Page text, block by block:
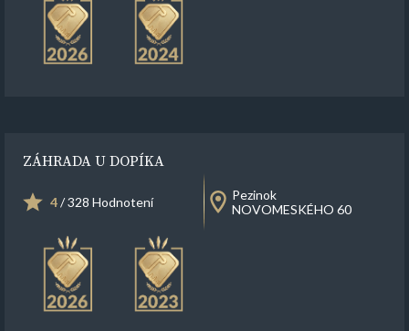
ZÁHRADA U DOPÍKA
4/ 328 Hodnotení
Pezinok
NOVOMESKÉHO 60